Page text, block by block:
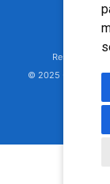
Responsável
© 2025 - Hospital